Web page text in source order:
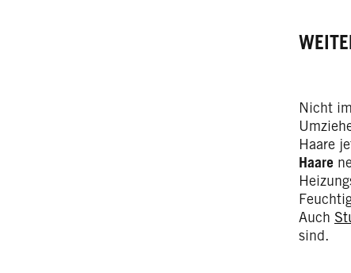
Nicht
Haare
Haare
Auch
sind.